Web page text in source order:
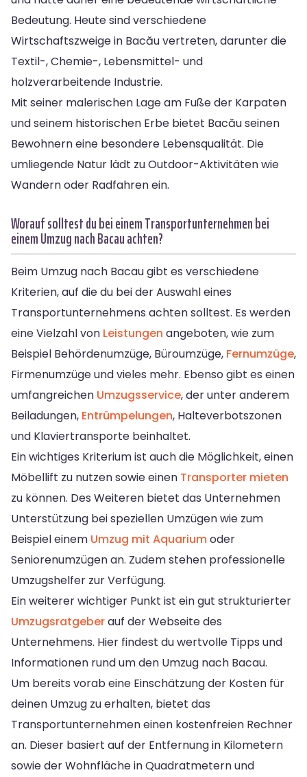
Bedeutung. Heute sind verschiedene
Wirtschaftszweige in Bacău vertreten, darunter die
Textil-, Chemie-, Lebensmittel- und
holzverarbeitende Industrie.
Mit seiner malerischen Lage am Fuße der Karpaten
und seinem historischen Erbe bietet Bacău seinen
Bewohnern eine besondere Lebensqualität. Die
umliegende Natur lädt zu Outdoor-Aktivitäten wie
Wandern oder Radfahren ein.
Worauf solltest du bei einem Transportunternehmen bei
einem Umzug nach Bacau achten?
Beim Umzug nach Bacau gibt es verschiedene
Kriterien, auf die du bei der Auswahl eines
Transportunternehmens achten solltest. Es werden
eine Vielzahl von Leistungen angeboten, wie zum
Beispiel Behördenumzüge, Büroumzüge, Fernumzüge,
Firmenumzüge und vieles mehr. Ebenso gibt es einen
umfangreichen Umzugsservice, der unter anderem
Beiladungen, Entrümpelungen, Halteverbotszonen
und Klaviertransporte beinhaltet.
Ein wichtiges Kriterium ist auch die Möglichkeit, einen
Möbellift zu nutzen sowie einen Transporter mieten
zu können. Des Weiteren bietet das Unternehmen
Unterstützung bei speziellen Umzügen wie zum
Beispiel einem Umzug mit Aquariumoder
Seniorenumzügen an. Zudem stehen professionelle
Umzugshelfer zur Verfügung.
Ein weiterer wichtiger Punkt ist ein gut strukturierter
Umzugsratgeberauf der Webseite des
Unternehmens. Hier findest du wertvolle Tipps und
Informationen rund um den Umzug nach Bacau.
Um bereits vorab eine Einschätzung der Kosten für
deinen Umzug zu erhalten, bietet das
Transportunternehmen einen kostenfreien Rechner
an. Dieser basiert auf der Entfernung in Kilometern
sowie der Wohnfläche in Quadratmetern und